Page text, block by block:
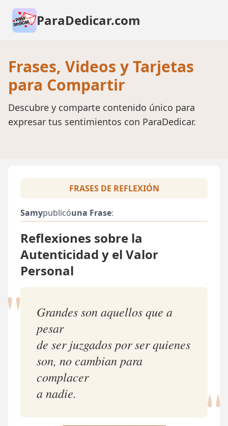
ParaDedicar.com
Frases, Videos y Tarjetas
para Compartir
Descubre y comparte contenido único para
expresar tus sentimientos con ParaDedicar.
FRASES DE REFLEXIÓN
Samypublicóuna Frase:
Reflexiones sobre la
Autenticidad y el Valor
Personal
"
"
Grandes son aquellos que a
pesar
de ser juzgados por ser quienes
son, no cambian para
complacer
a nadie.